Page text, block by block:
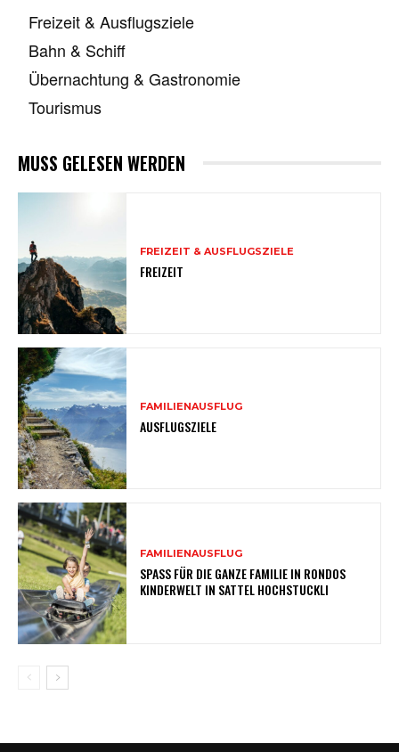
Freizeit & Ausflugsziele
Bahn & Schiff
Übernachtung & Gastronomie
Tourismus
MUSS GELESEN WERDEN
FREIZEIT & AUSFLUGSZIELE
FREIZEIT
FAMILIENAUSFLUG
AUSFLUGSZIELE
FAMILIENAUSFLUG
SPASS FÜR DIE GANZE FAMILIE IN RONDOS
KINDERWELT IN SATTEL HOCHSTUCKLI